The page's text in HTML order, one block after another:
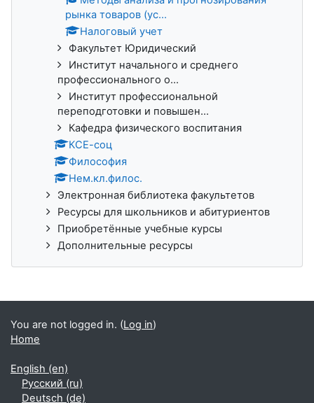
рынка товаров (ус...
Налоговый учет
Факультет Юридический
Институт начального и среднего
профессионального о...
Институт профессиональной
переподготовки и повышен...
Кафедра физического воспитания
КСЕ-соц
Философия
Нем.кл.филос.
Электронная библиотека факультетов
Ресурсы для школьников и абитуриентов
Приобретённые учебные курсы
Дополнительные ресурсы
You are not logged in. (Log in)
Home
English ‎(en)‎
Русский ‎(ru)‎
Deutsch ‎(de)‎